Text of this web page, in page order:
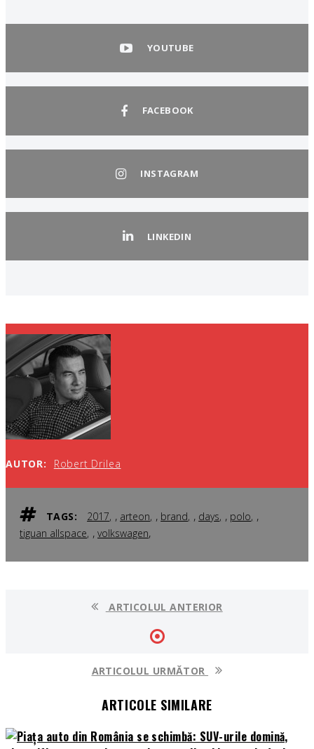
YOUTUBE
FACEBOOK
INSTAGRAM
LINKEDIN
AUTOR: Robert Drilea
TAGS: 2017 , arteon , brand , days , polo ,
tiguan allspace , volkswagen,
ARTICOLUL ANTERIOR
ARTICOLUL URMĂTOR
ARTICOLE SIMILARE